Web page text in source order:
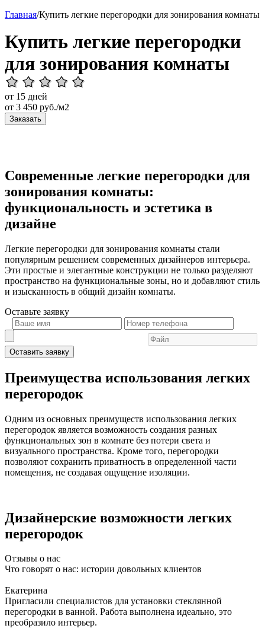
Главная/Купить легкие перегородки для зонирования комнаты
Купить легкие перегородки
для зонирования комнаты
от 15 дней
от 3 450 руб./м2
Заказать
Современные легкие перегородки для
зонирования комнаты:
функциональность и эстетика в
дизайне
Легкие перегородки для зонирования комнаты стали
популярным решением современных дизайнеров интерьера.
Эти простые и элегантные конструкции не только разделяют
пространство на функциональные зоны, но и добавляют стиль
и изысканность в общий дизайн комнаты.
Оставьте заявку
Оставить заявку
Преимущества использования легких
перегородок
Одним из основных преимуществ использования легких
перегородок является возможность создания разных
функциональных зон в комнате без потери света и
визуального пространства. Кроме того, перегородки
позволяют сохранить приватность в определенной части
помещения, не создавая ощущение изоляции.
Дизайнерские возможности легких
перегородок
Отзывы о нас
Что говорят о нас: истории довольных клиентов
Екатерина
Пригласили специалистов для установки стеклянной
перегородки в ванной. Работа выполнена идеально, это
преобразило интерьер.